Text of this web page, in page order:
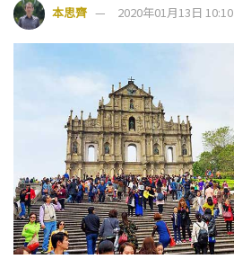
本思齊 2020年01月13日 10:10